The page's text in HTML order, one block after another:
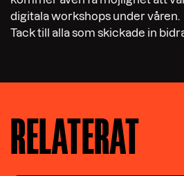
digitala workshops under våren.
Tack till alla som skickade in
RELATERAT